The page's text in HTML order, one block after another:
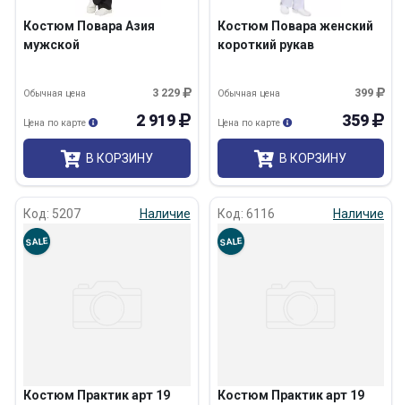
Костюм Повара Азия
мужской
3 229
Обычная цена
2 919
Цена по карте
В КОРЗИНУ
Костюм Повара женский
короткий рукав
399
Обычная цена
359
Цена по карте
В КОРЗИНУ
Код: 5207 Наличие
SALE
Костюм Практик арт 19
Код: 6116 Наличие
SALE
Костюм Практик арт 19